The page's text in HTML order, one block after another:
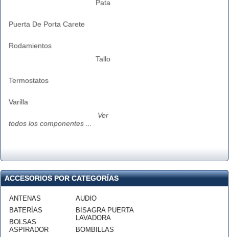
Pata
Puerta De Porta Carete
Rodamientos
Tallo
Termostatos
Varilla
Ver
todos los componentes ...
ACCESORIOS POR CATEGORÍAS
ANTENAS
BATERÍAS
BOLSAS
ASPIRADOR
AUDIO
BISAGRA PUERTA
LAVADORA
BOMBILLAS